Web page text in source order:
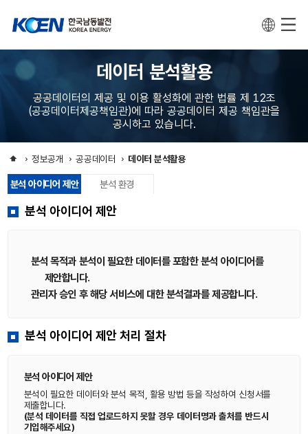
데이터 분석활용
공공데이터의 제공 및 이용 활성화에 관한 법률 제 12조
(공공데이터제공책임관)에 따라 공공데이터 제공 책임관을
공시하고 있습니다.
정보공개 공공데이터 데이터 분석활용
분석 아이디어 제안 분석 환경
분석 아이디어 제안
분석 목적과 분석이 필요한 데이터를 포함한 분석 아이디어를
제안합니다.
관리자 승인 후 해당 서비스에 대한 분석결과를 제공합니다.
분석 아이디어 제안 처리 절차
분석 아이디어 제안
분석이 필요한 데이터와 분석 목적, 활용 방법 등을 작성하여 신청서를
제출합니다.
(분석 데이터를 직접 업로드하지 못할 경우 데이터명과 출처를 반드시
기입해주세요)